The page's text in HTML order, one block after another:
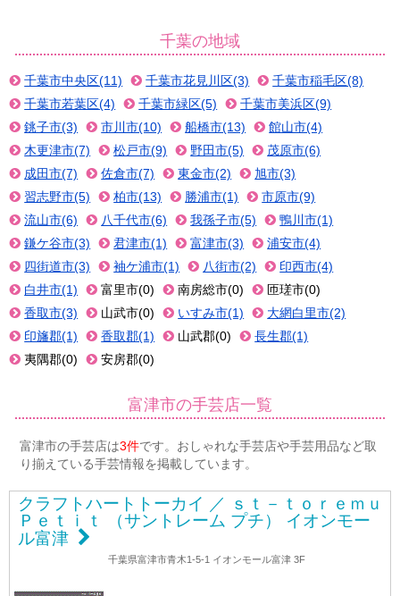
千葉の地域
千葉市中央区(11) 千葉市花見川区(3)
千葉市稲毛区(8)
千葉市若葉区(4)
千葉市緑区(5)
千葉市美浜区(9)
銚子市(3)
市川市(10) 船橋市(13)
館山市(4)
木更津市(7)
松戸市(9) 野田市(5)
茂原市(6)
成田市(7)
佐倉市(7) 東金市(2)
旭市(3)
習志野市(5)
柏市(13) 勝浦市(1)
市原市(9)
流山市(6)
八千代市(6) 我孫子市(5)
鴨川市(1)
鎌ケ谷市(3)
君津市(1) 富津市(3)
浦安市(4)
四街道市(3)
袖ケ浦市(1) 八街市(2)
印西市(4)
白井市(1)
富里市(0) 南房総市(0)
匝瑳市(0)
香取市(3)
山武市(0) いすみ市(1)
大網白里市(2)
印旛郡(1)
香取郡(1) 山武郡(0)
長生郡(1)
夷隅郡(0)
安房郡(0)
富津市の手芸店一覧
富津市の手芸店は3件です。おしゃれな手芸店や手芸用品など取
り揃えている手芸情報を掲載しています。
クラフトハートトーカイ ／ ｓｔ－ｔｏｒｅｍｕ
Ｐｅｔｉｔ （サントレーム プチ） イオンモー
ル富津
千葉県富津市青木1-5-1 イオンモール富津 3F